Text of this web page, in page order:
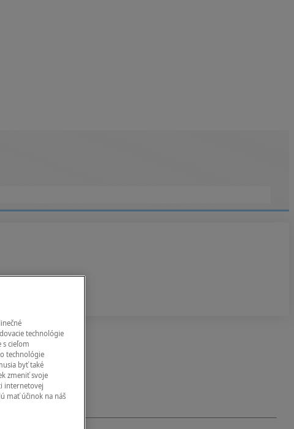
technológie
s cieľom
technológie
byť také
zmeniť svoje
internetovej
mať účinok na náš